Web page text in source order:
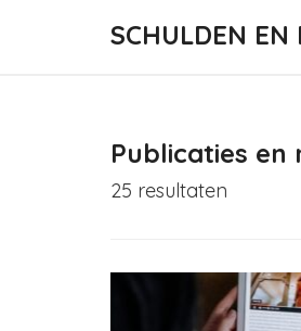
SCHULDEN EN
Publicaties en
25 resultaten